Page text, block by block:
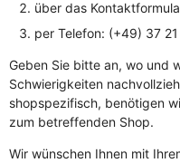
über das
per Telefon: (+49) 37
Geben Sie bitte an, wo und
Schwierigkeiten
shopspezifisch, benötigen
zum betreffenden Shop.
Wir wünschen Ihnen mit